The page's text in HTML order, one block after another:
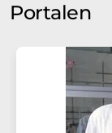
Portalen